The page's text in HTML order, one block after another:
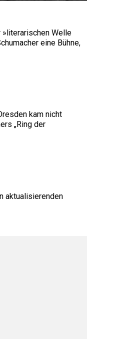
Welle
eine Bühne,
kam nicht
„Ring der
aktualisierenden